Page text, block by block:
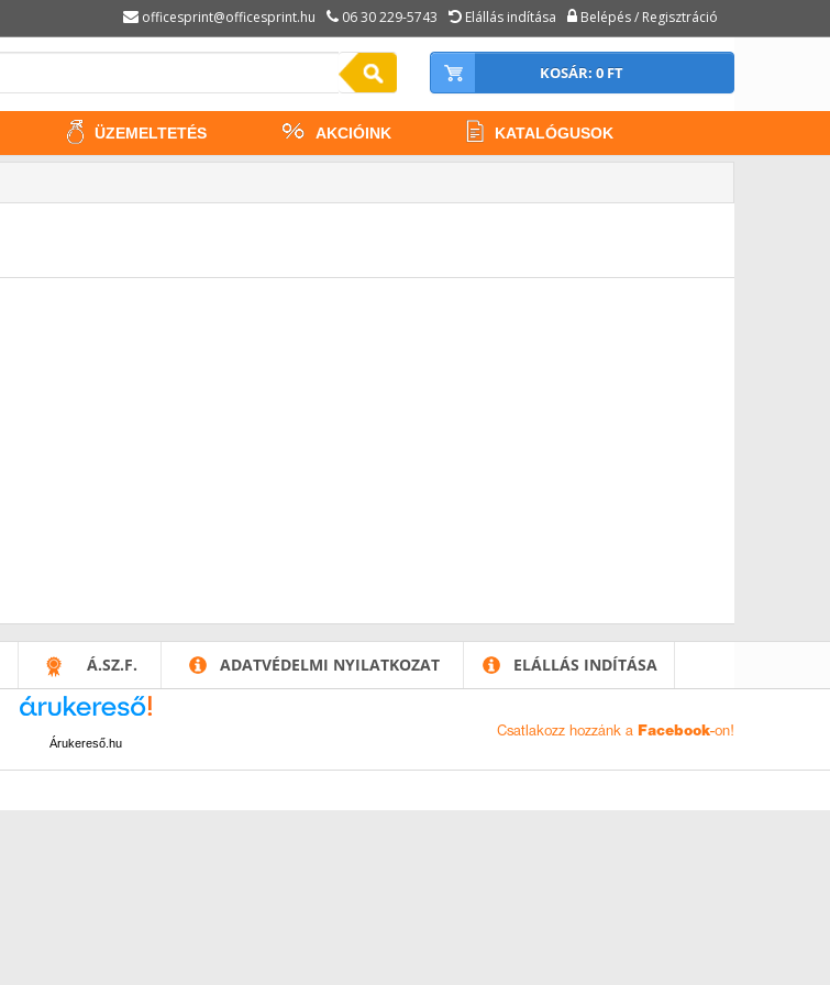
officesprint@officesprint.hu 06 30 229-5743 Elállás indítása Belépés / Regisztráció
KOSÁR: 0 FT
ÜZEMELTETÉS AKCIÓINK KATALÓGUSOK
Á.SZ.F. ADATVÉDELMI NYILATKOZAT ELÁLLÁS INDÍTÁSA
Árukereső.hu
Csatlakozz hozzánk a Facebook-on!